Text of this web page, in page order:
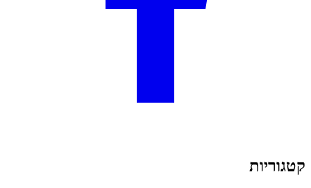
קטגוריות